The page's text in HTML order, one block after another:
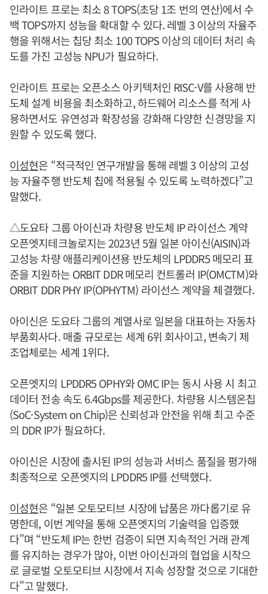
인라이트 프로는 최소 8 TOPS(초당 1조 번의 연산)에서 수
백 TOPS까지 성능을 확대할 수 있다. 레벨 3 이상의 자율주
행을 위해서는 칩당 최소 100 TOPS 이상의 데이터 처리 속
도를 가진 고성능 NPU가 필요하다.
인라이트 프로는 오픈소스 아키텍처인 RISC-V를 사용해 반
도체 설계 비용을 최소화하고, 하드웨어 리소스를 적게 사
용하면서도 유연성과 확장성을 강화해 다양한 신경망을 지
원할 수 있도록 했다.
이성현은 “적극적인 연구개발을 통해 레벨 3 이상의 고성
능 자율주행 반도체 칩에 적용될 수 있도록 노력하겠다”고
말했다.
△도요타 그룹 아이신과 차량용 반도체 IP 라이선스 계약
오픈엣지테크놀로지는 2023년 5월 일본 아이신(AISIN)과
고성능 차량 애플리케이션용 반도체의 LPDDR5 메모리 표
준을 지원하는 ORBIT DDR 메모리 컨트롤러 IP(OMCTM)와
ORBIT DDR PHY IP(OPHYTM) 라이선스 계약을 체결했다.
아이신은 도요타 그룹의 계열사로 일본을 대표하는 자동차
부품회사다. 매출 규모로는 세계 6위 회사이고, 변속기 제
조업체로는 세계 1위다.
오픈엣지의 LPDDR5 OPHY와 OMC IP는 동시 사용 시 최고
데이터 전송 속도 6.4Gbps를 제공한다. 차량용 시스템온칩
(SoC·System on Chip)은 신뢰성과 안전을 위해 최고 수준
의 DDR IP가 필요하다.
아이신은 시장에 출시된 IP의 성능과 서비스 품질을 평가해
최종적으로 오픈엣지의 LPDDR5 IP를 선택했다.
이성현은 “일본 오토모티브 시장에 납품은 까다롭기로 유
명한데, 이번 계약을 통해 오픈엣지의 기술력을 입증했
다”며 “반도체 IP는 한번 검증이 되면 지속적인 거래 관계
를 유지하는 경우가 많아, 이번 아이신과의 협업을 시작으
로 글로벌 오토모티브 시장에서 지속 성장할 것으로 기대한
다”고 말했다.